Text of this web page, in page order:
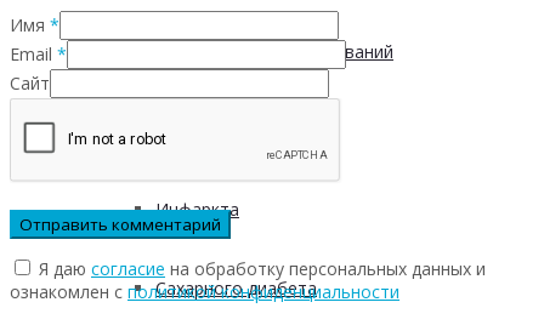
Инфекционных заболеваний
Инсульта
Инфаркта
Сахарного диабета
Имя *
Email *
Сайт
Я даю согласие на обработку персональных данных и
ознакомлен с политикой конфиденциальности